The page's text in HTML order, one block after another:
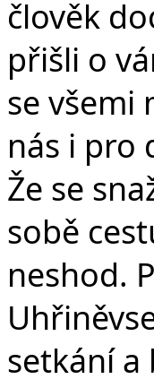
člověk
přišli o
se všemi
nás i pro
Že se
sobě
neshod.
setkání a